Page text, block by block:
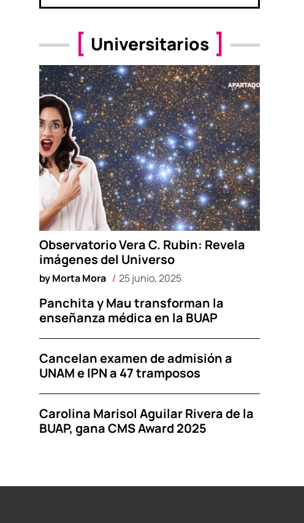
Universitarios
Observatorio Vera C. Rubin: Revela
imágenes del Universo
byMorta Mora 25 junio, 2025
Panchita y Mau transforman la
enseñanza médica en la BUAP
Cancelan examen de admisión a
UNAM e IPN a 47 tramposos
Carolina Marisol Aguilar Rivera de la
BUAP, gana CMS Award 2025